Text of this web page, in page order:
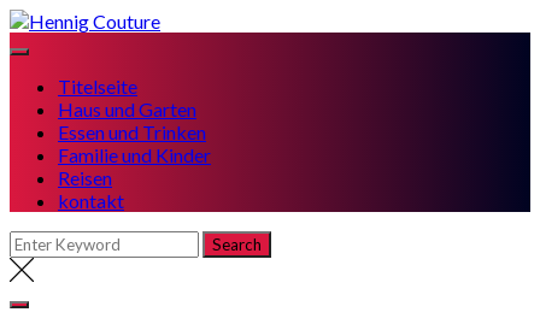
Skip
to
Titelseite
Haus und Garten
Essen und Trinken
Familie und Kinder
Reisen
kontakt